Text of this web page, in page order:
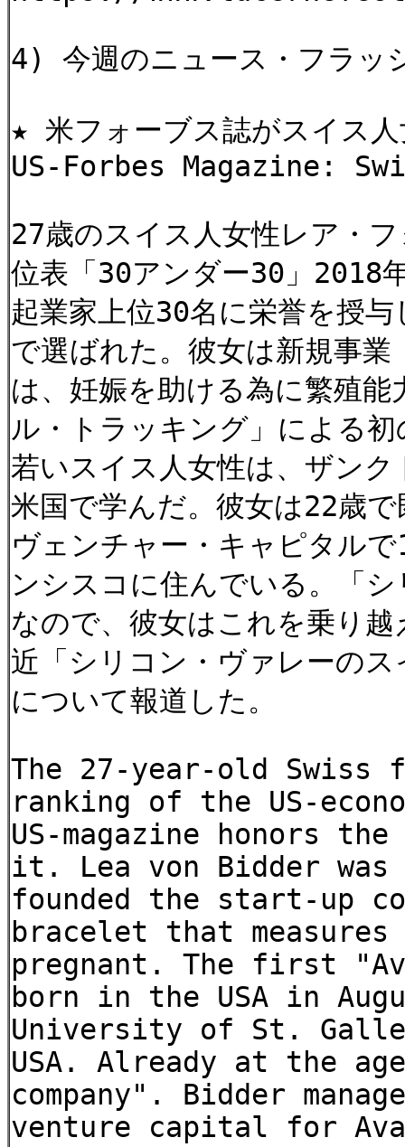
4) 今週のニュース・フラッ
★ 米フォーブス誌がスイス
US-Forbes Magazine:
27歳のスイス人女性レア・
位表「30アンダー30」2018
起業家上位30名に栄誉を授
で選ばれた。彼女は新規事
は、妊娠を助ける為に繁殖
ル・トラッキング」による
若いスイス人女性は、ザン
米国で学んだ。彼女は22歳
ヴェンチャー・キャピタル
ンシスコに住んでいる。「
なので、彼女はこれを乗り
近「シリコン・ヴァレーのス
について報道した。
The 27-year-old Swiss
ranking of the US-
US-magazine honors
it. Lea von Bidder
founded the start-up
bracelet that
pregnant. The first
born in the USA in
University of St.
USA. Already at the
company". Bidder
venture capital for